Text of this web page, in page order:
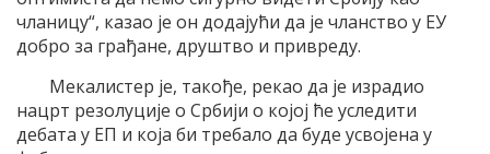
чланицу“, казао је он додајући да је чланство у ЕУ
добро за грађане, друштво и привреду.
Мекалистер је, такође, рекао да је израдио
нацрт резолуције о Србији о којој ће уследити
дебата у ЕП и која би требало да буде усвојена у